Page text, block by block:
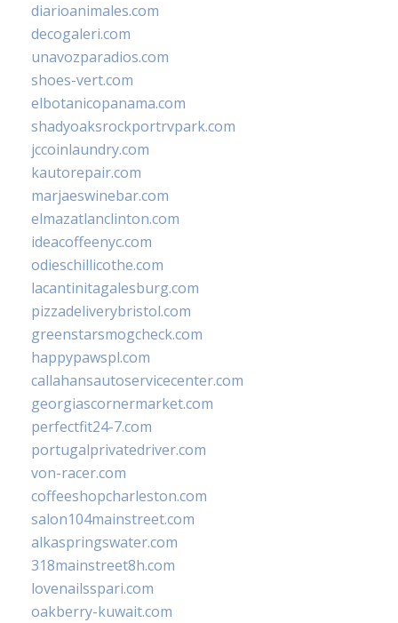
diarioanimales.com
decogaleri.com
unavozparadios.com
shoes-vert.com
elbotanicopanama.com
shadyoaksrockportrvpark.com
jccoinlaundry.com
kautorepair.com
marjaeswinebar.com
elmazatlanclinton.com
ideacoffeenyc.com
odieschillicothe.com
lacantinitagalesburg.com
pizzadeliverybristol.com
greenstarsmogcheck.com
happypawspl.com
callahansautoservicecenter.com
georgiascornermarket.com
perfectfit24-7.com
portugalprivatedriver.com
von-racer.com
coffeeshopcharleston.com
salon104mainstreet.com
alkaspringswater.com
318mainstreet8h.com
lovenailsspari.com
oakberry-kuwait.com